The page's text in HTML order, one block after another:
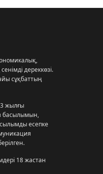
дереккөзі.
сұқбаттың
жылғы
басылымын,
есепке
18 жастан